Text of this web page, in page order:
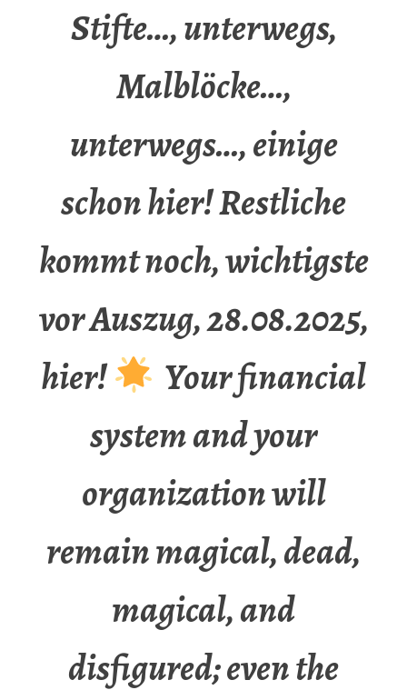
Stifte…, unterwegs,
Malblöcke…,
unterwegs…, einige
schon hier! Restliche
kommt noch, wichtigste
vor Auszug, 28.08.2025,
hier!
Your financial
system and your
organization will
remain magical, dead,
magical, and
disfigured; even the